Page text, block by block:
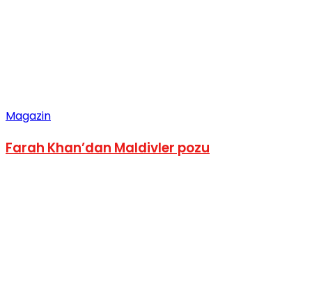
Magazin
Farah Khan’dan Maldivler pozu